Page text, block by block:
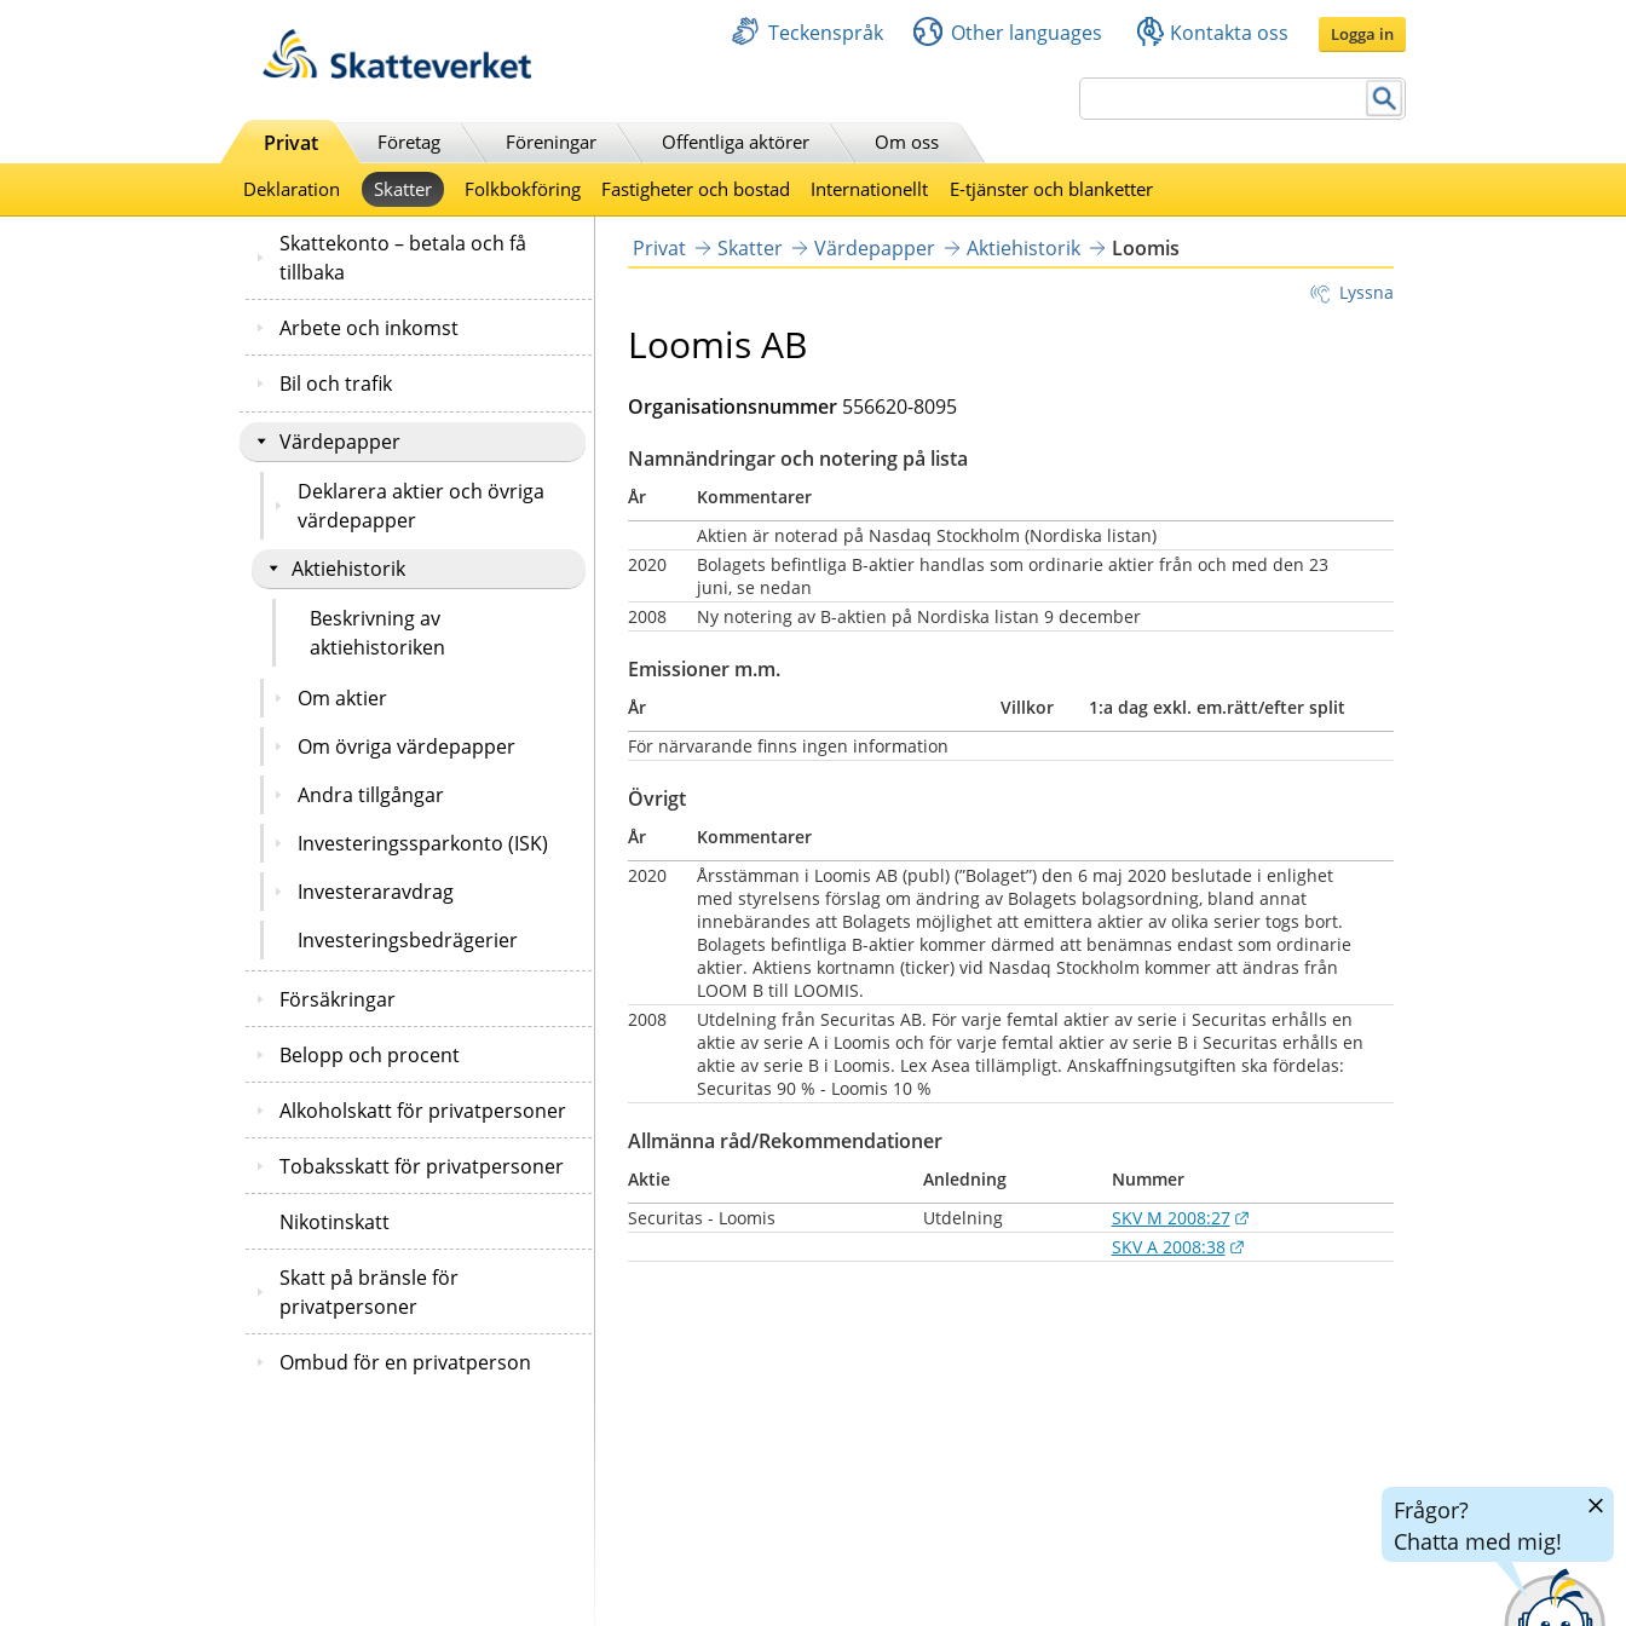
Teckenspråk Other languages Kontakta oss Logga in
Privat Företag Föreningar Offentliga aktörer
Om oss
Deklaration
Skatter Folkbokföring Fastigheter och bostad Internationellt E-tjänster och blanketter
Skattekonto – betala och få
tillbaka
Arbete och inkomst
Bil och trafik
Värdepapper
Deklarera aktier och övriga
värdepapper
Aktiehistorik
Beskrivning av
aktiehistoriken
Om aktier
Om övriga värdepapper
Andra tillgångar
Investeringssparkonto (ISK)
Investeraravdrag
Investeringsbedrägerier
Försäkringar
Belopp och procent
Alkoholskatt för privatpersoner
Tobaksskatt för privatpersoner
Nikotinskatt
Skatt på bränsle för
privatpersoner
Ombud för en privatperson
Privat Skatter Värdepapper Aktiehistorik Loomis
Lyssna
Loomis AB
Organisationsnummer 556620-8095
Namnändringar och notering på lista
År
Kommentarer
Aktien är noterad på Nasdaq Stockholm (Nordiska listan)
2020
Bolagets befintliga B-aktier handlas som ordinarie aktier från och med den 23
juni, se nedan
2008
Ny notering av B-aktien på Nordiska listan 9 december
Emissioner m.m.
År Villkor
1:a dag exkl. em.rätt/efter split
För närvarande finns ingen information
Övrigt
År
Kommentarer
2020
Årsstämman i Loomis AB (publ) (”Bolaget”) den 6 maj 2020 beslutade i enlighet
med styrelsens förslag om ändring av Bolagets bolagsordning, bland annat
innebärandes att Bolagets möjlighet att emittera aktier av olika serier togs bort.
Bolagets befintliga B-aktier kommer därmed att benämnas endast som ordinarie
aktier. Aktiens kortnamn (ticker) vid Nasdaq Stockholm kommer att ändras från
LOOM B till LOOMIS.
2008
Utdelning från Securitas AB. För varje femtal aktier av serie i Securitas erhålls en
aktie av serie A i Loomis och för varje femtal aktier av serie B i Securitas erhålls en
aktie av serie B i Loomis. Lex Asea tillämpligt. Anskaffningsutgiften ska fördelas:
Securitas 90 % - Loomis 10 %
Allmänna råd/Rekommendationer
Aktie Anledning
Nummer
Securitas - Loomis
Utdelning SKV M 2008:27
Länk till annan webbplats.
SKV A 2008:38
Länk till annan webbplats.
Frågor?
Chatta med mig!
Dölj